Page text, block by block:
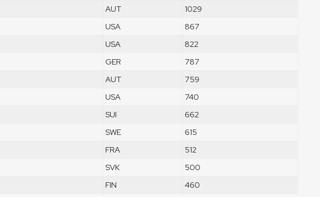
AUT
1029
USA
867
USA
822
GER
787
AUT
759
USA
740
SUI
662
SWE
615
FRA
512
SVK
500
FIN
460